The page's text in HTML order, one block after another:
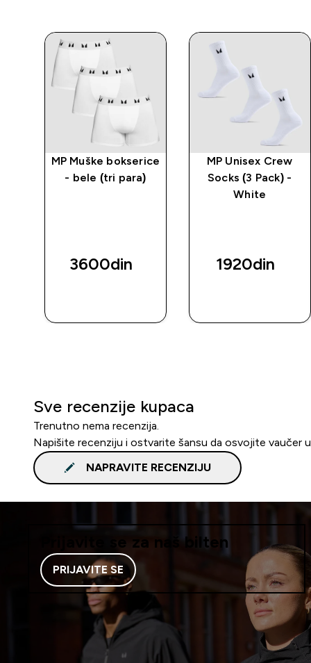
MP Muške bokserice
- bele (tri para)
3600din‎
MP Unisex Crew
Socks (3 Pack) -
White
1920din‎
Sve recenzije kupaca
Trenutno nema recenzija.
Napišite recenziju i ostvarite šansu da osvojite vaučer
NAPRAVITE RECENZIJU
Prijavite se za naš bilten
PRIJAVITE SE